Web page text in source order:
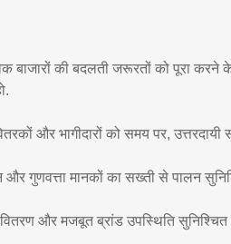
बाजारों की बदलती जरूरतों को पूरा
और भागीदारों को समय पर, उत्तरदायी
और गुणवत्ता मानकों का सख्ती से पालन
और मजबूत ब्रांड उपस्थिति